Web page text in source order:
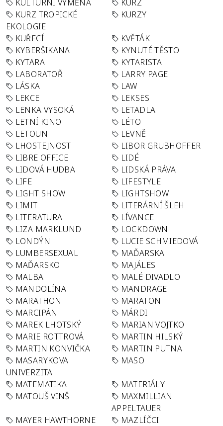
KULTURNÍ VÝMĚNA
KURZ
KURZ TROPICKÉ
EKOLOGIE
KURZY
KUŘECÍ
KVĚTÁK
KYBERŠIKANA
KYNUTÉ TĚSTO
KYTARA
KYTARISTA
LABORATOŘ
LARRY PAGE
LÁSKA
LAW
LEKCE
LEKSES
LENKA VYSOKÁ
LETADLA
LETNÍ KINO
LÉTO
LETOUN
LEVNĚ
LHOSTEJNOST
LIBOR GRUBHOFFER
LIBRE OFFICE
LIDÉ
LIDOVÁ HUDBA
LIDSKÁ PRÁVA
LIFE
LIFESTYLE
LIGHT SHOW
LIGHTSHOW
LIMIT
LITERÁRNÍ ŠLEH
LITERATURA
LÍVANCE
LIZA MARKLUND
LOCKDOWN
LONDÝN
LUCIE SCHMIEDOVÁ
LUMBERSEXUAL
MAĎARSKA
MAĎARSKO
MAJÁLES
MALBA
MALÉ DIVADLO
MANDOLÍNA
MANDRAGE
MARATHON
MARATON
MARCIPÁN
MÁRDI
MAREK LHOTSKÝ
MARIAN VOJTKO
MARIE ROTTROVÁ
MARTIN HILSKÝ
MARTIN KONVIČKA
MARTIN PUTNA
MASARYKOVA
UNIVERZITA
MASO
MATEMATIKA
MATERIÁLY
MATOUŠ VINŠ
MAXMILLIAN
APPELTAUER
MAYER HAWTHORNE
MAZLÍČCI